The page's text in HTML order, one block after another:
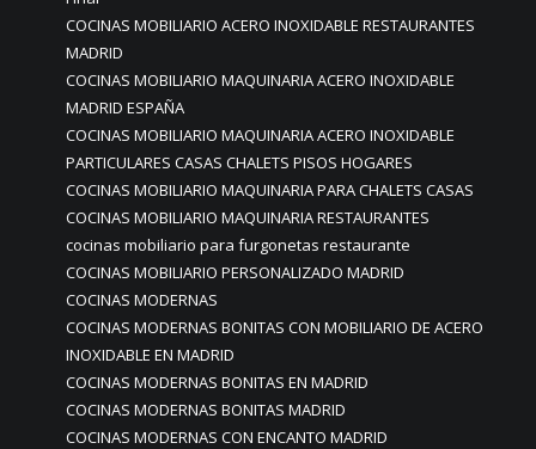
COCINAS MOBILIARIO ACERO INOXIDABLE RESTAURANTES
MADRID
COCINAS MOBILIARIO MAQUINARIA ACERO INOXIDABLE
MADRID ESPAÑA
COCINAS MOBILIARIO MAQUINARIA ACERO INOXIDABLE
PARTICULARES CASAS CHALETS PISOS HOGARES
COCINAS MOBILIARIO MAQUINARIA PARA CHALETS CASAS
COCINAS MOBILIARIO MAQUINARIA RESTAURANTES
cocinas mobiliario para furgonetas restaurante
COCINAS MOBILIARIO PERSONALIZADO MADRID
COCINAS MODERNAS
COCINAS MODERNAS BONITAS CON MOBILIARIO DE ACERO
INOXIDABLE EN MADRID
COCINAS MODERNAS BONITAS EN MADRID
COCINAS MODERNAS BONITAS MADRID
COCINAS MODERNAS CON ENCANTO MADRID